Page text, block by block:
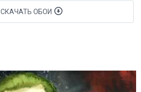
СКАЧАТЬ ОБОИ